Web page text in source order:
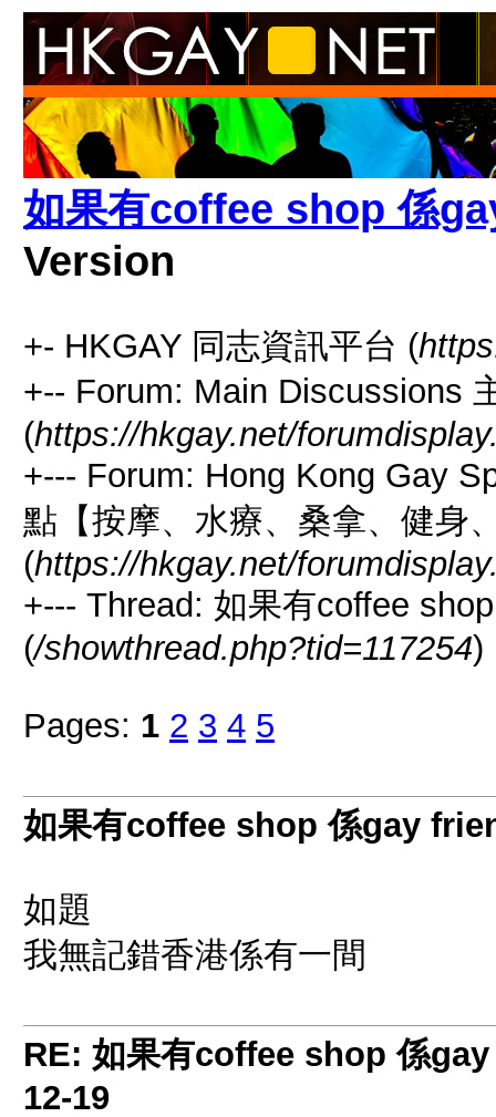
如果有coffee shop 係
Version
+- HKGAY 同志資訊平台 (
+-- Forum: Main Discussions
(https://hkgay.net/
+--- Forum: Hong Kong Gay
點【按摩、水療、桑拿、健身
(https://hkgay.net/
+--- Thread: 如果有coffee
(/showthread.php?tid=117254)
Pages: 1 2 3 4 5
如果有coffee shop 係gay
如題
我無記錯香港係有一間
RE: 如果有coffee shop 係
12-19